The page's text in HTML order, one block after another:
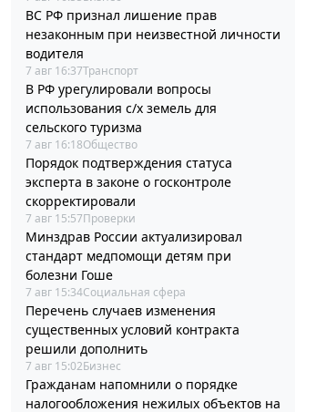
ВС РФ признал лишение прав
незаконным при неизвестной личности
водителя
7 авг 16:37Транспорт
В РФ урегулировали вопросы
использования с/х земель для
сельского туризма
7 авг 16:18Общество
Порядок подтверждения статуса
эксперта в законе о госконтроле
скорректировали
7 авг 15:57Проверки
Минздрав России актуализировал
стандарт медпомощи детям при
болезни Гоше
7 авг 15:34Социальная сфера
Перечень случаев изменения
существенных условий контракта
решили дополнить
7 авг 15:02Бизнес
Гражданам напомнили о порядке
налогообложения нежилых объектов на